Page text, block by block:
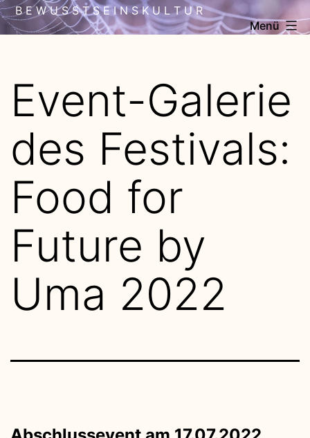
Zum
Inhalt
B E W U S S T S E I N S K U L T U R
Menü
Event-Galerie
des Festivals:
Food for
Future by
Uma 2022